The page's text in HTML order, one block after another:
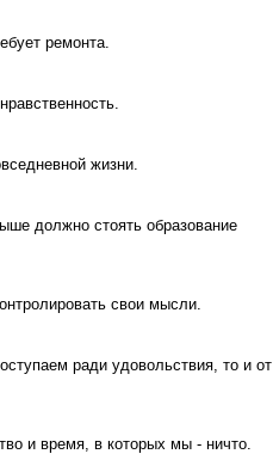
ремонта.
жизни.
должно стоять образование
свои мысли.
ради удовольствия, то и от
и время, в которых мы - ничто.